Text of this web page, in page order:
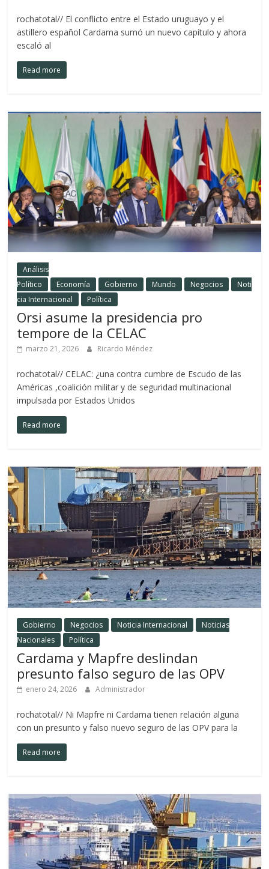
rochatotal// El conflicto entre el Estado uruguayo y el
astillero español Cardama sumó un nuevo capítulo y ahora
escaló al
Read more
Análisis
Político
Economía Gobierno Mundo Negocios
Noti
cia Internacional
Política
Orsi asume la presidencia pro
tempore de la CELAC
marzo 21, 2026 Ricardo Méndez
rochatotal// CELAC: ¿una contra cumbre de Escudo de las
Américas ,coalición militar y de seguridad multinacional
impulsada por Estados Unidos
Read more
Gobierno Negocios Noticia Internacional
Noticias
Nacionales
Política
Cardama y Mapfre deslindan
presunto falso seguro de las OPV
enero 24, 2026 Administrador
rochatotal// Ni Mapfre ni Cardama tienen relación alguna
con un presunto y falso nuevo seguro de las OPV para la
Read more